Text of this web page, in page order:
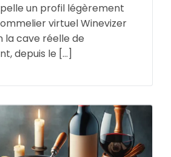
un profil légèrement
virtuel Winevizer
la cave réelle de
depuis le […]